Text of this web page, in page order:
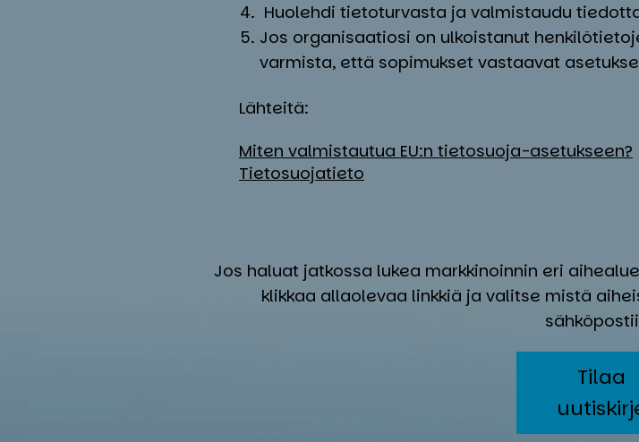
Huolehdi tietoturvasta ja valmistaudu
Jos organisaatiosi on ulkoistanut
varmista, että sopimukset vastaavat
Lähteitä:
Miten valmistautua EU:n tietosuoja-asetukseen?
Tietosuojatieto
Jos haluat jatkossa lukea markkinoinnin eri
klikkaa allaolevaa linkkiä ja valitse mistä
Tilaa